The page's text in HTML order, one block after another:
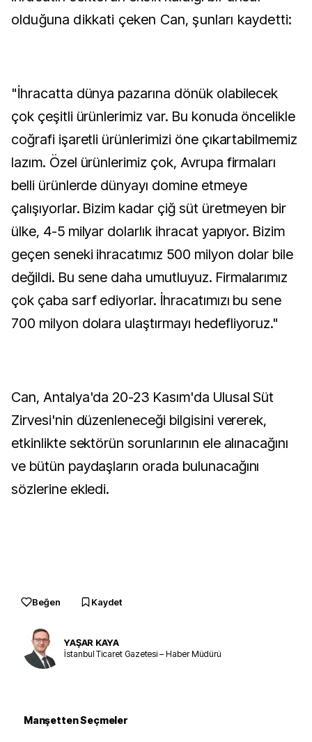
olduğuna dikkati çeken Can, şunları kaydetti:
"İhracatta dünya pazarına dönük olabilecek
çok çeşitli ürünlerimiz var. Bu konuda öncelikle
coğrafi işaretli ürünlerimizi öne çıkartabilmemiz
lazım. Özel ürünlerimiz çok, Avrupa firmaları
belli ürünlerde dünyayı domine etmeye
çalışıyorlar. Bizim kadar çiğ süt üretmeyen bir
ülke, 4-5 milyar dolarlık ihracat yapıyor. Bizim
geçen seneki ihracatımız 500 milyon dolar bile
değildi. Bu sene daha umutluyuz. Firmalarımız
çok çaba sarf ediyorlar. İhracatımızı bu sene
700 milyon dolara ulaştırmayı hedefliyoruz."
Can, Antalya'da 20-23 Kasım'da Ulusal Süt
Zirvesi'nin düzenleneceği bilgisini vererek,
etkinlikte sektörün sorunlarının ele alınacağını
ve bütün paydaşların orada bulunacağını
sözlerine ekledi.
Beğen Kaydet
YAŞAR KAYA
İstanbul Ticaret Gazetesi – Haber Müdürü
Manşetten Seçmeler